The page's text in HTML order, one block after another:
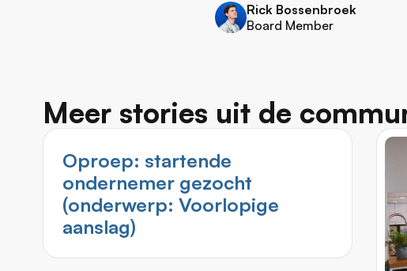
Rick Bossenbroek
Board Member
Meer stories uit de
Oproep: startende
ondernemer gezocht
(onderwerp: Voorlopige
aanslag)